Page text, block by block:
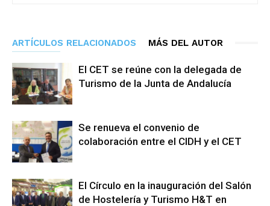
ARTÍCULOS RELACIONADOS MÁS DEL AUTOR
El CET se reúne con la delegada de
Turismo de la Junta de Andalucía
Se renueva el convenio de
colaboración entre el CIDH y el CET
El Círculo en la inauguración del Salón
de Hostelería y Turismo H&T en